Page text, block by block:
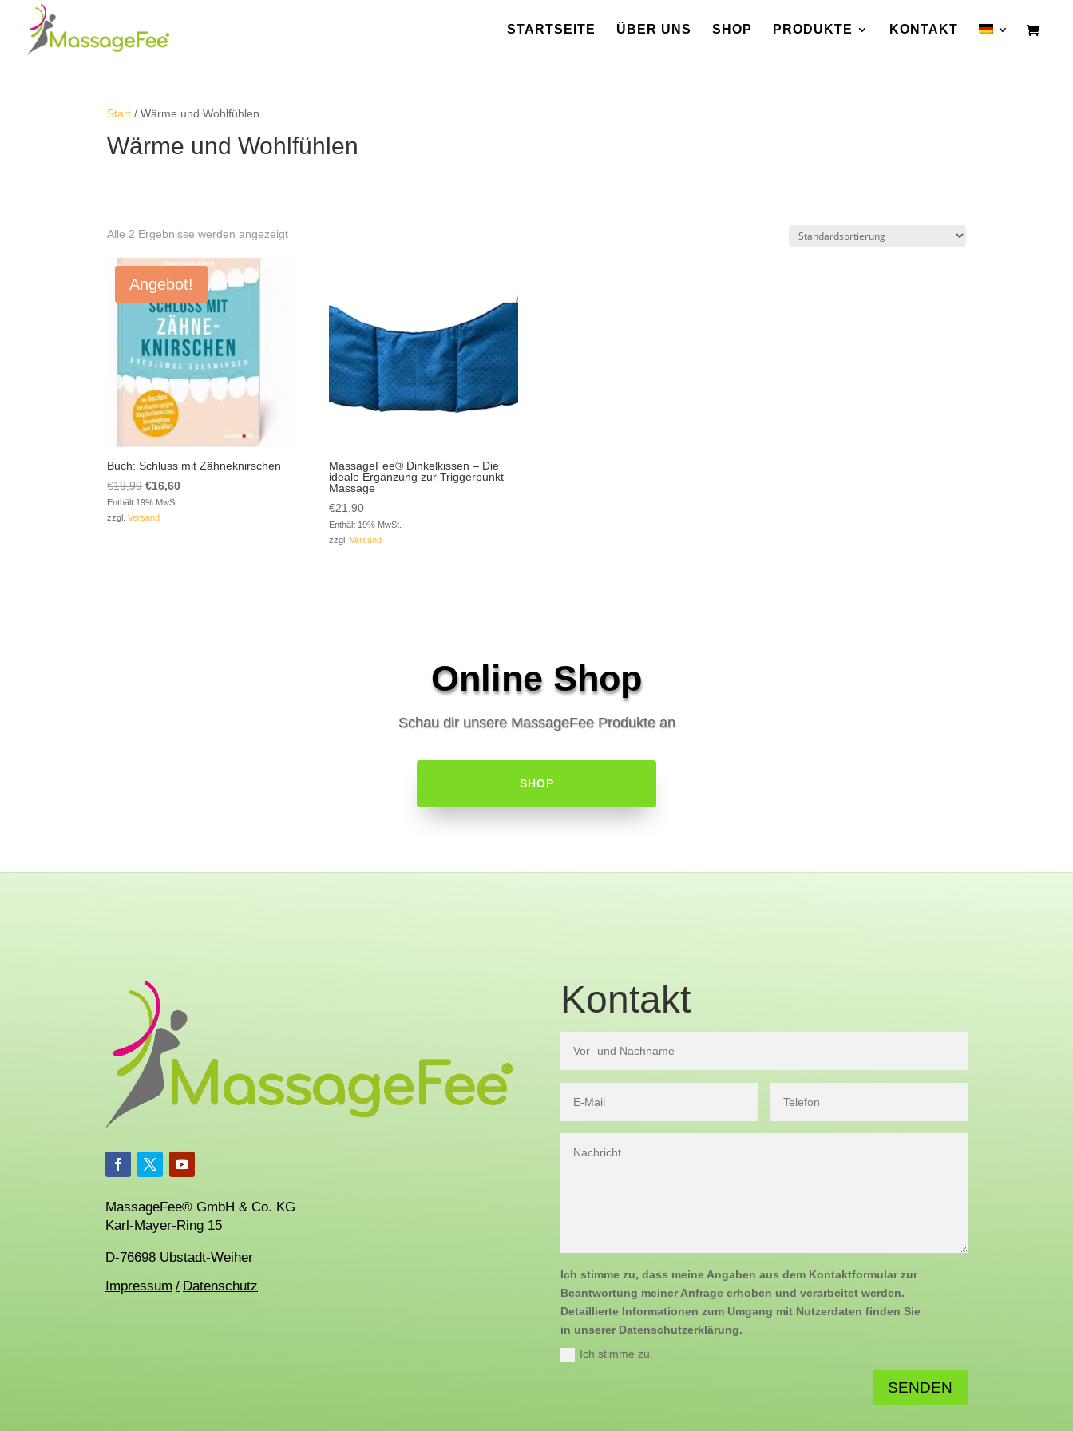
STARTSEITE ÜBER UNS SHOP PRODUKTE KONTAKT
Start / Wärme und Wohlfühlen
Wärme und Wohlfühlen
Alle 2 Ergebnisse werden angezeigt
Angebot!
Buch: Schluss mit Zähneknirschen
€19,99 Ursprünglicher
Preis
war:
€16,60Aktueller
Enthält 19% MwSt.
zzgl.Versand
MassageFee® Dinkelkissen – Die
ideale Ergänzung zur Triggerpunkt
Massage
€21,90
Enthält 19% MwSt.
zzgl.Versand
Online Shop
Schau dir unsere MassageFee Produkte an
SHOP
MassageFee® GmbH & Co. KG
Karl-Mayer-Ring 15
D-76698 Ubstadt-Weiher
Impressum / Datenschutz
Kontakt
Ich stimme zu, dass meine Angaben aus dem Kontaktformular zur
Beantwortung meiner Anfrage erhoben und verarbeitet werden.
Detaillierte Informationen zum Umgang mit Nutzerdaten finden Sie
in unserer Datenschutzerklärung.
Ich stimme zu.
SENDEN